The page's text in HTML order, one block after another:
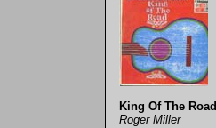
King Of The Road
Roger Miller